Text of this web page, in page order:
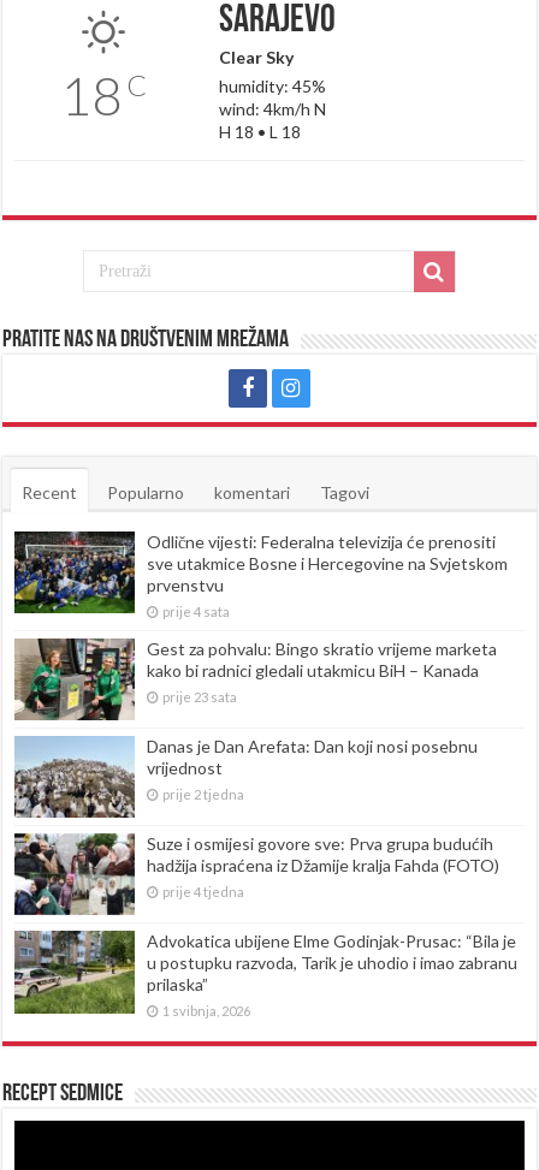
18 C
Sarajevo
Clear Sky
humidity: 45%
wind: 4km/h N
H 18 • L 18
Pratite nas na društvenim mrežama
Recent Popularno komentari Tagovi
Odlične vijesti: Federalna televizija će prenositi
sve utakmice Bosne i Hercegovine na Svjetskom
prvenstvu
prije 4 sata
Gest za pohvalu: Bingo skratio vrijeme marketa
kako bi radnici gledali utakmicu BiH – Kanada
prije 23 sata
Danas je Dan Arefata: Dan koji nosi posebnu
vrijednost
prije 2 tjedna
Suze i osmijesi govore sve: Prva grupa budućih
hadžija ispraćena iz Džamije kralja Fahda (FOTO)
prije 4 tjedna
Advokatica ubijene Elme Godinjak-Prusac: “Bila je
u postupku razvoda, Tarik je uhodio i imao zabranu
prilaska”
1 svibnja, 2026
Recept sedmice